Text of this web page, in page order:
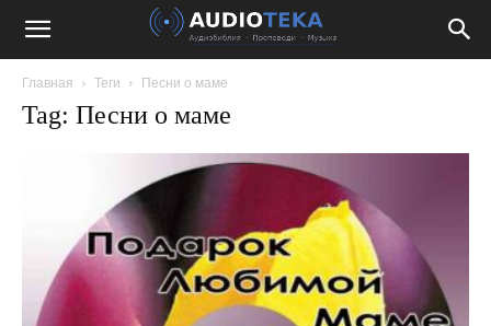
Главная Теги Песни о маме
Tag: Песни о маме